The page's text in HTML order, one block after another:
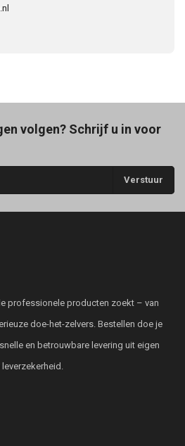
volgen? Schrijf u in voor
Verstuur
professionele producten zoekt – van
doe-het-zelvers. Bestellen doe je
en betrouwbare levering uit eigen